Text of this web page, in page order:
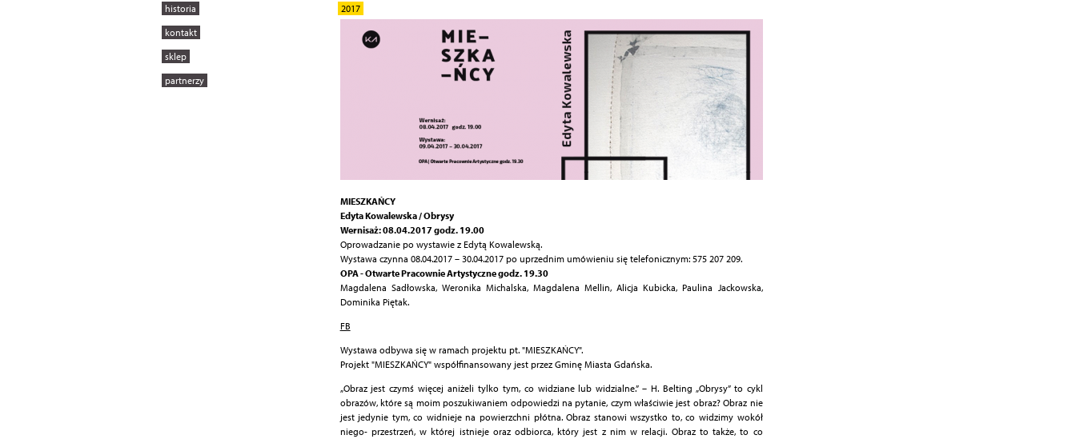
2017
historia
kontakt
sklep
partnerzy
MIESZKAŃCY
Edyta Kowalewska / Obrysy
Wernisaż: 08.04.2017 godz. 19.00
Oprowadzanie po wystawie z Edytą Kowalewską.
Wystawa czynna 08.04.2017 – 30.04.2017 po uprzednim umówieniu się telefonicznym: 575 207 209.
OPA - Otwarte Pracownie Artystyczne godz. 19.30
Magdalena Sadłowska, Weronika Michalska, Magdalena Mellin, Alicja Kubicka, Paulina Jackowska,
Dominika Piętak.
FB
Wystawa odbywa się w ramach projektu pt. "MIESZKAŃCY".
Projekt "MIESZKAŃCY" współfinansowany jest przez Gminę Miasta Gdańska.
„Obraz jest czymś więcej aniżeli tylko tym, co widziane lub widzialne.” – H. Belting „Obrysy” to cykl
obrazów, które są moim poszukiwaniem odpowiedzi na pytanie, czym właściwie jest obraz? Obraz nie
jest jedynie tym, co widnieje na powierzchni płótna. Obraz stanowi wszystko to, co widzimy wokół
niego- przestrzeń, w której istnieje oraz odbiorca, który jest z nim w relacji. Obraz to także, to co